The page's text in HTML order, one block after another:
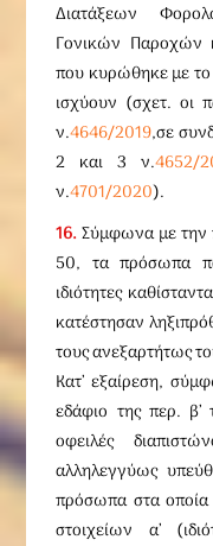
Διατάξεων
Γονικών Παροχών
που κυρώθηκε με
ισχύουν (σχετ. οι
ν.4646/2019,σε
2 και 3 ν.4652/
ν.4701/2020).
16.Σύμφωνα με την
50, τα πρόσωπα
ιδιότητες
κατέστησαν
τους ανεξαρτήτως
Κατ’ εξαίρεση,
εδάφιο της περ.
οφειλές
αλληλεγγύως
πρόσωπα στα οποία
στοιχείων α’